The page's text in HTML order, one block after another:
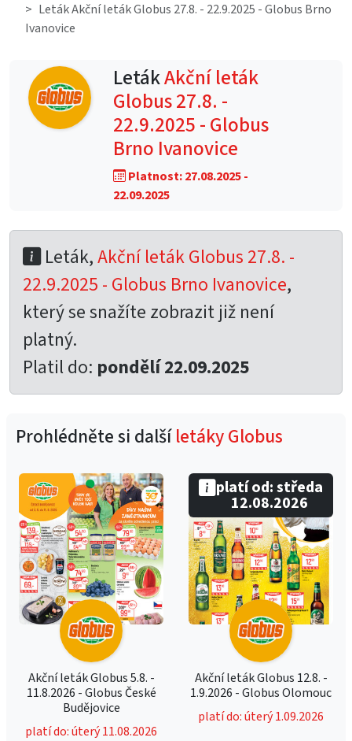
Leták Akční leták Globus 27.8. - 22.9.2025 - Globus Brno
Ivanovice
LetákAkční leták
Globus 27.8. -
22.9.2025 - Globus
Brno Ivanovice
Platnost: 27.08.2025 -
22.09.2025
Leták,Akční leták Globus 27.8. -
22.9.2025 - Globus Brno Ivanovice,
který se snažíte zobrazit již není
platný.
Platil do: pondělí 22.09.2025
Prohlédněte si dalšíletáky Globus
Akční leták Globus 5.8. -
11.8.2026 - Globus České
Budějovice
platí do: úterý 11.08.2026
Akční leták Globus 12.8. -
1.9.2026 - Globus Olomouc
platí do: úterý 1.09.2026
platí od: středa
12.08.2026